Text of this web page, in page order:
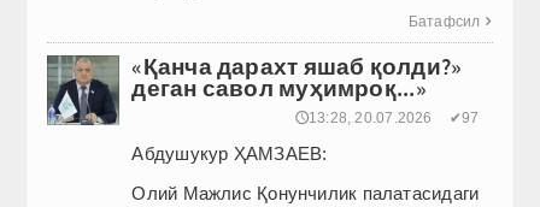
Батафсил 
«Қанча дарахт яшаб қолди?»
деган савол муҳимроқ...»
🕔13:28, 20.07.2026 ✔97
Абдушукур ҲАМЗАЕВ:
Олий Мажлис Қонунчилик палатасидаги